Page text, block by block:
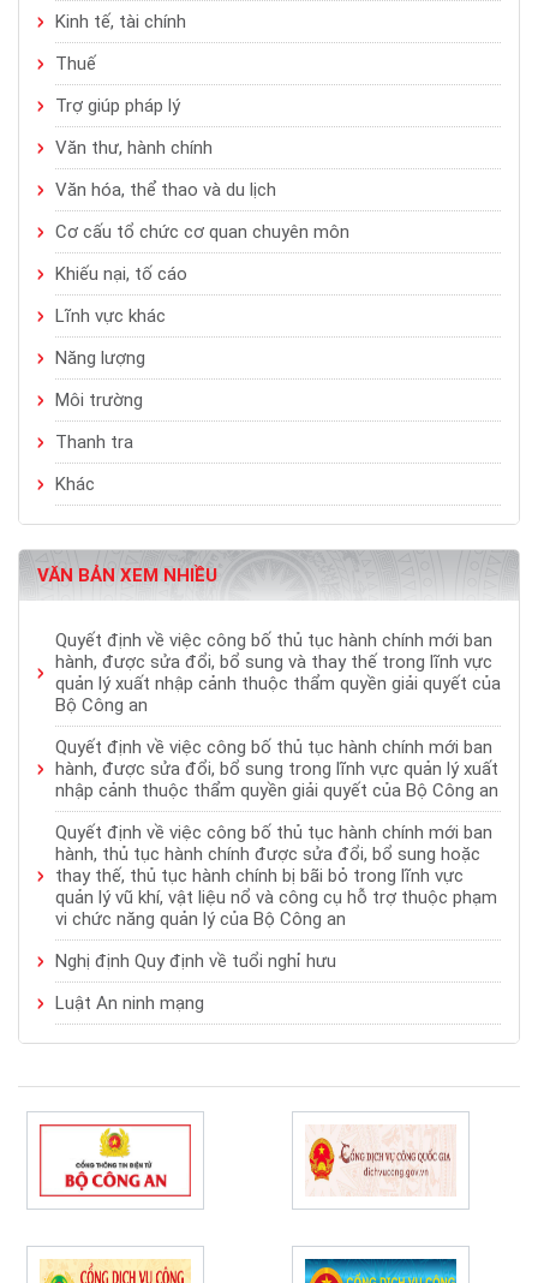
Kinh tế, tài chính
Thuế
Trợ giúp pháp lý
Văn thư, hành chính
Văn hóa, thể thao và du lịch
Cơ cấu tổ chức cơ quan chuyên môn
Khiếu nại, tố cáo
Lĩnh vực khác
Năng lượng
Môi trường
Thanh tra
Khác
VĂN BẢN XEM NHIỀU
Quyết định về việc công bố thủ tục hành chính mới ban
hành, được sửa đổi, bổ sung và thay thế trong lĩnh vực
quản lý xuất nhập cảnh thuộc thẩm quyền giải quyết của
Bộ Công an
Quyết định về việc công bố thủ tục hành chính mới ban
hành, được sửa đổi, bổ sung trong lĩnh vực quản lý xuất
nhập cảnh thuộc thẩm quyền giải quyết của Bộ Công an
Quyết định về việc công bố thủ tục hành chính mới ban
hành, thủ tục hành chính được sửa đổi, bổ sung hoặc
thay thế, thủ tục hành chính bị bãi bỏ trong lĩnh vực
quản lý vũ khí, vật liệu nổ và công cụ hỗ trợ thuộc phạm
vi chức năng quản lý của Bộ Công an
Nghị định Quy định về tuổi nghỉ hưu
Luật An ninh mạng